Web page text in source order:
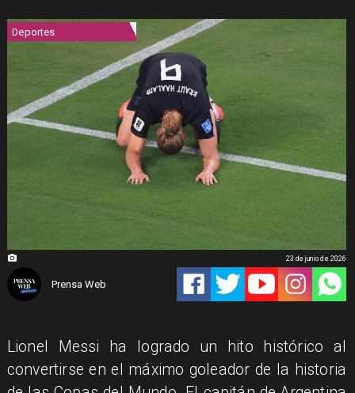
Deportes
Prensa Web
23 de junio de 2026
Lionel Messi ha logrado un hito histórico al
convertirse en el máximo goleador de la historia